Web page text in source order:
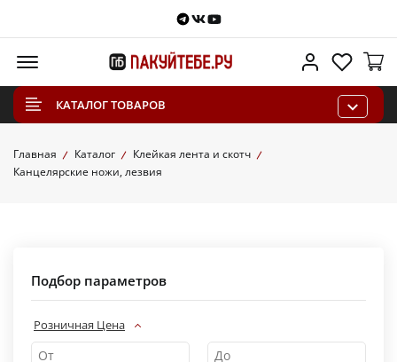
Telegram
VKontakte
Youtube
Личный
КАТАЛОГ ТОВАРОВ
Главная Каталог
Клейкая лента и скотч
Канцелярские ножи, лезвия
Подбор параметров
Розничная Цена